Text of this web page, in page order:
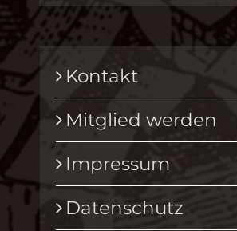
Kontakt
Mitglied werden
Impressum
Datenschutz